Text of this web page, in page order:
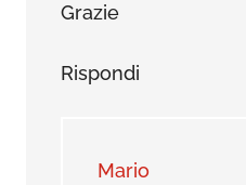
Grazie
Rispondi
Mario